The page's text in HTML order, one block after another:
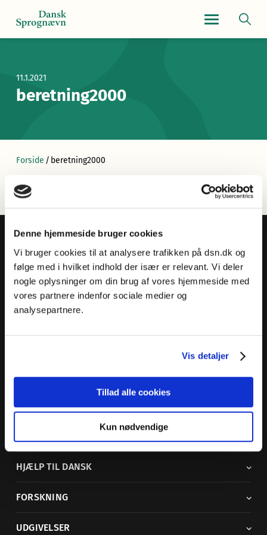
Denne hjemmeside bruger cookies
Vi bruger cookies til at analysere trafikken på dsn.dk og
følge med i hvilket indhold der især er relevant. Vi deler
nogle oplysninger om din brug af vores hjemmeside med
vores partnere indenfor sociale medier og
analysepartnere.
Vis detaljer
Tillad alle cookies
Kun nødvendige
11.1.2021
beretning2000
Forside / beretning2000
Dansk Sprognævn
Adelgade 119 B
5400 Bogense
adm@dsn.dk
HJÆLP TIL DANSK
FORSKNING
UDGIVELSER